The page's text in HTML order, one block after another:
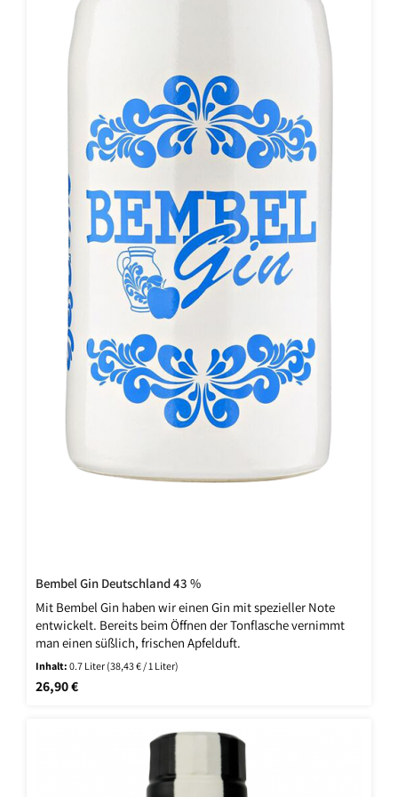
Bembel Gin Deutschland 43 %
Mit Bembel Gin haben wir einen Gin mit spezieller Note
entwickelt. Bereits beim Öffnen der Tonflasche vernimmt
man einen süßlich, frischen Apfelduft.
Inhalt:0.7 Liter (38,43 € / 1 Liter)
Regulärer Preis:
26,90 €